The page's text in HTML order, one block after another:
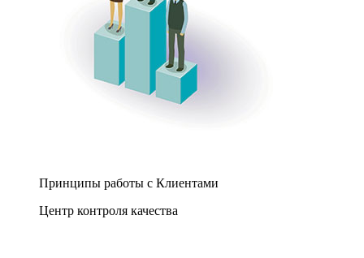
Принципы работы с Клиентами
Центр контроля качества